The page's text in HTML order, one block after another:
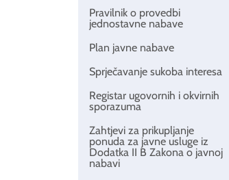
Pravilnik o provedbi
jednostavne nabave
Plan javne nabave
Sprječavanje sukoba interesa
Registar ugovornih i okvirnih
sporazuma
Zahtjevi za prikupljanje
ponuda za javne usluge iz
Dodatka II B Zakona o javnoj
nabavi